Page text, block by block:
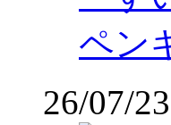
ペン
26/07/23